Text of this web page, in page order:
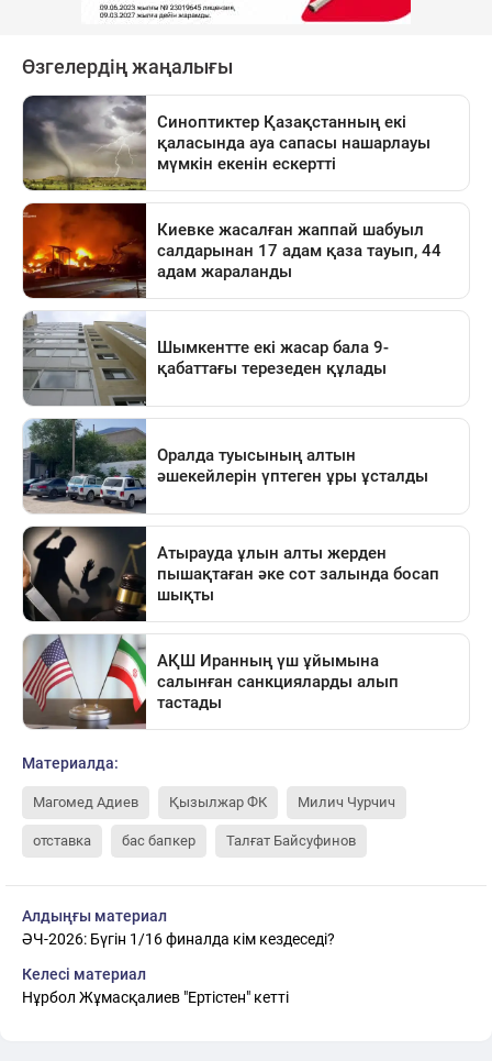
Материалда:
Магомед Адиев Қызылжар ФК Милич Чурчич
отставка бас бапкер Талғат Байсуфинов
Алдыңғы материал
ӘЧ-2026: Бүгін 1/16 финалда кім кездеседі?
Келесі материал
Нұрбол Жұмасқалиев "Ертістен" кетті